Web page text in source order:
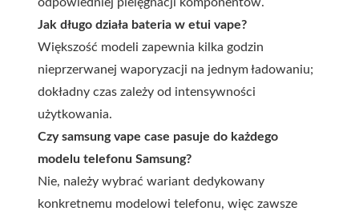
Jak długo działa bateria w etui vape?
Większość modeli zapewnia kilka godzin
nieprzerwanej waporyzacji na jednym ładowaniu;
dokładny czas zależy od intensywności
użytkowania.
Czy samsung vape case pasuje do każdego
modelu telefonu Samsung?
Nie, należy wybrać wariant dedykowany
konkretnemu modelowi telefonu, więc zawsze